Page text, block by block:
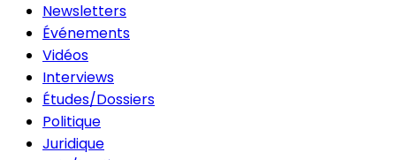
Newsletters
Événements
Vidéos
Interviews
Études/Dossiers
Politique
Juridique